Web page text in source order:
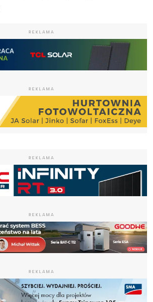
REKLAMA
REKLAMA
REKLAMA
REKLAMA
REKLAMA